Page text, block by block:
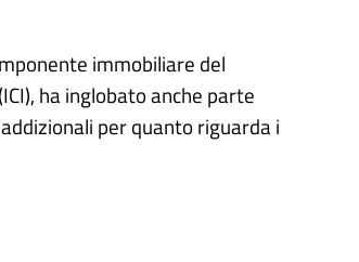
immobiliare del
ha inglobato anche parte
per quanto riguarda i